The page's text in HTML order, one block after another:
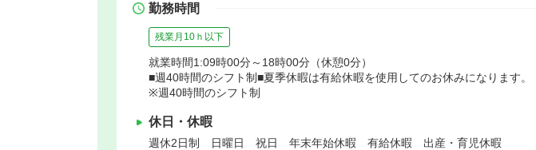
勤務時間
残業月10ｈ以下
就業時間1:09時00分～18時00分（休憩0分）
■週40時間のシフト制■夏季休暇は有給休暇を使用してのお休みになります。
※週40時間のシフト制
休日・休暇
週休2日制 日曜日 祝日 年末年始休暇 有給休暇 出産・育児休暇